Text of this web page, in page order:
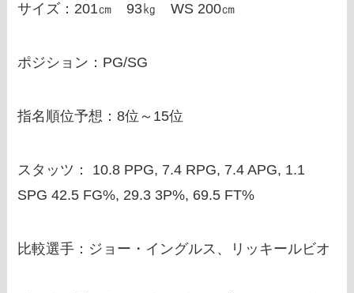
サイズ：201㎝ 93㎏ WS 200㎝
ポジション：PG/SG
指名順位予想：8位～15位
スタッツ： 10.8 PPG, 7.4 RPG, 7.4 APG, 1.1
SPG 42.5 FG%, 29.3 3P%, 69.5 FT%
比較選手：ジョー・イングルス、リッキールビオ